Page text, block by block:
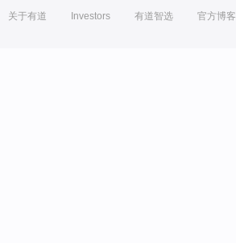
关于有道 Investors 有道智选 官方博客